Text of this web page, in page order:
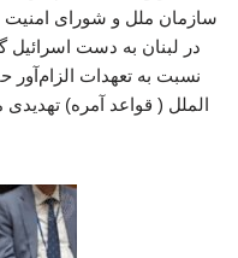
سازمان ملل و شورای امنیت
در لبنان به دست اسرائیل
نسبت به تعهدات
الملل ( قواعد آمره)